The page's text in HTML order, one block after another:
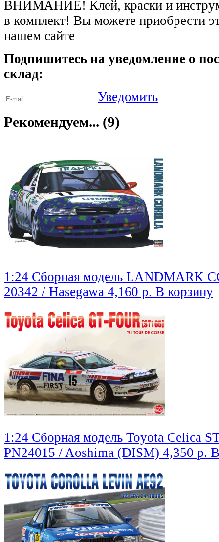
ВНИМАНИЕ! Клей, краски и
в комплект! Вы можете приобрести
нашем сайте
Подпишитесь на уведомление о
склад:
Уведомить
Рекомендуем... (9)
1:24 Сборная модель LANDMARK
20342 / Hasegawa 4,160 р. В корзину
1:24 Сборная модель Toyota Celica
PN24015 / Aoshima (DISM) 4,350 р.